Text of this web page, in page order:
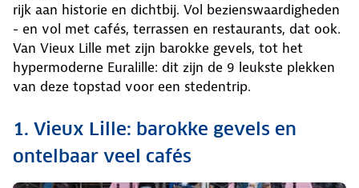
rijk aan historie en dichtbij. Vol bezienswaardigheden
- en vol met cafés, terrassen en restaurants, dat ook.
Van Vieux Lille met zijn barokke gevels, tot het
hypermoderne Euralille: dit zijn de 9 leukste plekken
van deze topstad voor een stedentrip.
1. Vieux Lille: barokke gevels en
ontelbaar veel cafés